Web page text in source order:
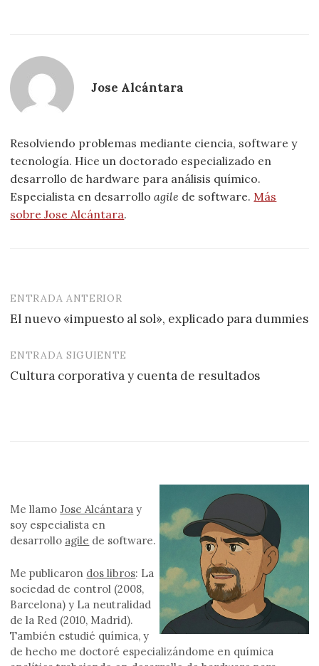
Jose Alcántara
Resolviendo problemas mediante ciencia, software y
tecnología. Hice un doctorado especializado en
desarrollo de hardware para análisis químico.
Especialista en desarrolloagile de software. Más
sobre Jose Alcántara.
Navegación
de
entradas
ENTRADA ANTERIOR
El nuevo «impuesto al sol», explicado para dummies
ENTRADA SIGUIENTE
Cultura corporativa y cuenta de resultados
Me llamoJose Alcántara y
soy especialista en
desarrollo agile de software.
Me publicaron dos libros: La
sociedad de control (2008,
Barcelona) y La neutralidad
de la Red (2010, Madrid).
También estudié química, y
de hecho me doctoré especializándome en química